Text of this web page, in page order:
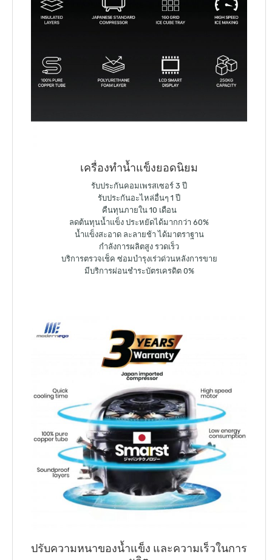
เครื่องทำน้ำแข็งยอดนิยม
รับประกันคอมเพรสเซอร์ 3 ปี
รับประกันอะไหล่อื่นๆ 1 ปี
คืนทุนภายใน 10 เดือน
ลดต้นทุนน้ำแข็ง ประหยัดได้มากกว่า 60%
น้ำแข็งสะอาด ละลายช้า ได้มาตราฐาน
กำลังการผลิตสูง รวดเร็ว
บริการตรวจเช็ค ซ่อมบำรุงเร่วด่วนหลังการขาย
มีบริการผ่อนชำระบัตรเครดิต 0%
ปรับความหนาของน้ำแข็ง และความเร็วในการ